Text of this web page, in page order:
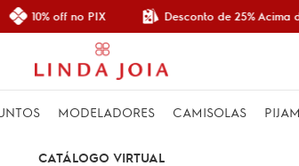
10% off no PIX Desconto de 25% Acima
MODELADORES CAMISOLAS
CATÁLOGO VIRTUAL